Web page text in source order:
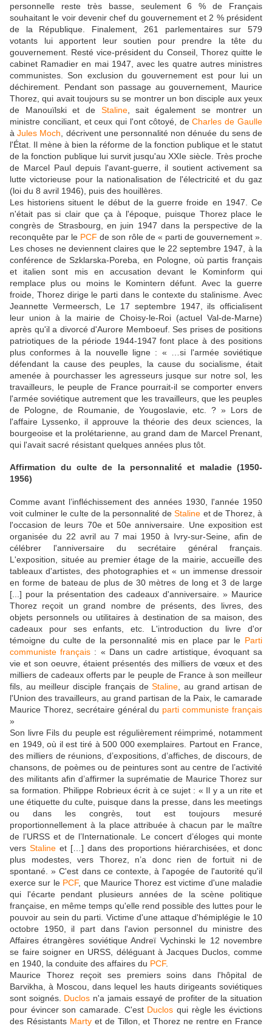
personnelle reste très basse, seulement 6 % de Français
souhaitant le voir devenir chef du gouvernement et 2 % président
de la République. Finalement, 261 parlementaires sur 579
votants lui apportent leur soutien pour prendre la tête du
gouvernement. Resté vice-président du Conseil, Thorez quitte le
cabinet Ramadier en mai 1947, avec les quatre autres ministres
communistes. Son exclusion du gouvernement est pour lui un
déchirement. Pendant son passage au gouvernement, Maurice
Thorez, qui avait toujours su se montrer un bon disciple aux yeux
de Manouïlski et de Staline, sait également se montrer un
ministre conciliant, et ceux qui l'ont côtoyé, deCharles de Gaulle
àJules Moch , décrivent une personnalité non dénuée du sens de
l'État. Il mène à bien la réforme de la fonction publique et le statut
de la fonction publique lui survit jusqu'au XXIe siècle. Très proche
de Marcel Paul depuis l'avant-guerre, il soutient activement sa
lutte victorieuse pour la nationalisation de l'électricité et du gaz
(loi du 8 avril 1946), puis des houillères.
Les historiens situent le début de la guerre froide en 1947. Ce
n'était pas si clair que ça à l'époque, puisque Thorez place le
congrès de Strasbourg, en juin 1947 dans la perspective de la
reconquête par le PCF de son rôle de « parti de gouvernement ».
Les choses ne deviennent claires que le 22 septembre 1947, à la
conférence de Szklarska-Poreba, en Pologne, où partis français
et italien sont mis en accusation devant le Kominform qui
remplace plus ou moins le Komintern défunt. Avec la guerre
froide, Thorez dirige le parti dans le contexte du stalinisme. Avec
Jeannette Vermeersch, Le 17 septembre 1947, ils officialisent
leur union à la mairie de Choisy-le-Roi (actuel Val-de-Marne)
après qu'il a divorcé d'Aurore Memboeuf. Ses prises de positions
patriotiques de la période 1944-1947 font place à des positions
plus conformes à la nouvelle ligne : « …si l'armée soviétique
défendant la cause des peuples, la cause du socialisme, était
amenée à pourchasser les agresseurs jusque sur notre sol, les
travailleurs, le peuple de France pourrait-il se comporter envers
l'armée soviétique autrement que les travailleurs, que les peuples
de Pologne, de Roumanie, de Yougoslavie, etc. ? » Lors de
l'affaire Lyssenko, il approuve la théorie des deux sciences, la
bourgeoise et la prolétarienne, au grand dam de Marcel Prenant,
qui l'avait sacré résistant quelques années plus tôt.
Affirmation du culte de la personnalité et maladie (1950-
1956)
Comme avant l’infléchissement des années 1930, l'année 1950
voit culminer le culte de la personnalité deStaline et de Thorez, à
l'occasion de leurs 70e et 50e anniversaire. Une exposition est
organisée du 22 avril au 7 mai 1950 à Ivry-sur-Seine, afin de
célébrer l'anniversaire du secrétaire général français.
L'exposition, située au premier étage de la mairie, accueille des
tableaux d'artistes, des photographies et « un immense dressoir
en forme de bateau de plus de 30 mètres de long et 3 de large
[...] pour la présentation des cadeaux d'anniversaire. » Maurice
Thorez reçoit un grand nombre de présents, des livres, des
objets personnels ou utilitaires à destination de sa maison, des
cadeaux pour ses enfants, etc. L'introduction du livre d'or
témoigne du culte de la personnalité mis en place par le Parti
communiste français : « Dans un cadre artistique, évoquant sa
vie et son oeuvre, étaient présentés des milliers de vœux et des
milliers de cadeaux offerts par le peuple de France à son meilleur
fils, au meilleur disciple français deStaline , au grand artisan de
l'Union des travailleurs, au grand partisan de la Paix, le camarade
Maurice Thorez, secrétaire général du parti communiste français
»
Son livre Fils du peuple est régulièrement réimprimé, notamment
en 1949, où il est tiré à 500 000 exemplaires. Partout en France,
des milliers de réunions, d’expositions, d’affiches, de discours, de
chansons, de poèmes ou de peintures sont au centre de l’activité
des militants afin d’affirmer la suprématie de Maurice Thorez sur
sa formation. Philippe Robrieux écrit à ce sujet : « Il y a un rite et
une étiquette du culte, puisque dans la presse, dans les meetings
ou dans les congrès, tout est toujours mesuré
proportionnellement à la place attribuée à chacun par le maître
de l’URSS et de l’Internationale. Le concert d’éloges qui monte
vers Staline et […] dans des proportions hiérarchisées, et donc
plus modestes, vers Thorez, n’a donc rien de fortuit ni de
spontané. » C'est dans ce contexte, à l'apogée de l'autorité qu'il
exerce sur le PCF, que Maurice Thorez est victime d'une maladie
qui l'écarte pendant plusieurs années de la scène politique
française, en même temps qu'elle rend possible des luttes pour le
pouvoir au sein du parti. Victime d'une attaque d'hémiplégie le 10
octobre 1950, il part dans l'avion personnel du ministre des
Affaires étrangères soviétique Andreï Vychinski le 12 novembre
se faire soigner en URSS, déléguant à Jacques Duclos, comme
en 1940, la conduite des affaires du PCF.
Maurice Thorez reçoit ses premiers soins dans l'hôpital de
Barvikha, à Moscou, dans lequel les hauts dirigeants soviétiques
sont soignés. Duclos n'a jamais essayé de profiter de la situation
pour évincer son camarade. C'est Duclos qui règle les évictions
des Résistants Martyet de Tillon, et Thorez ne rentre en France